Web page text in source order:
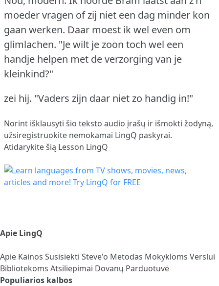
moeder vragen of zij niet een dag minder kon
gaan werken. Daar moest ik wel even om
glimlachen. "Je wilt je zoon toch wel een
handje helpen met de verzorging van je
kleinkind?"
zei hij. "Vaders zijn daar niet zo handig in!"
Norint išklausyti šio teksto audio įrašų ir išmokti žodyną,
užsiregistruokite nemokamai LingQ paskyrai.
Atidarykite šią Lesson LingQ
Apie LingQ
Apie Kainos Susisiekti Steve'o Metodas Mokykloms Verslui
Bibliotekoms Atsiliepimai Dovanų Parduotuvė
Populiarios kalbos